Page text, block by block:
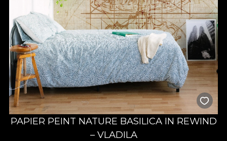
PAPIER PEINT NATURE BASILICA IN REWIND
– VLADILA